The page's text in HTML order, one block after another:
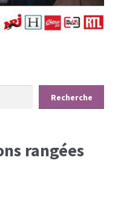
Recherche
rangées